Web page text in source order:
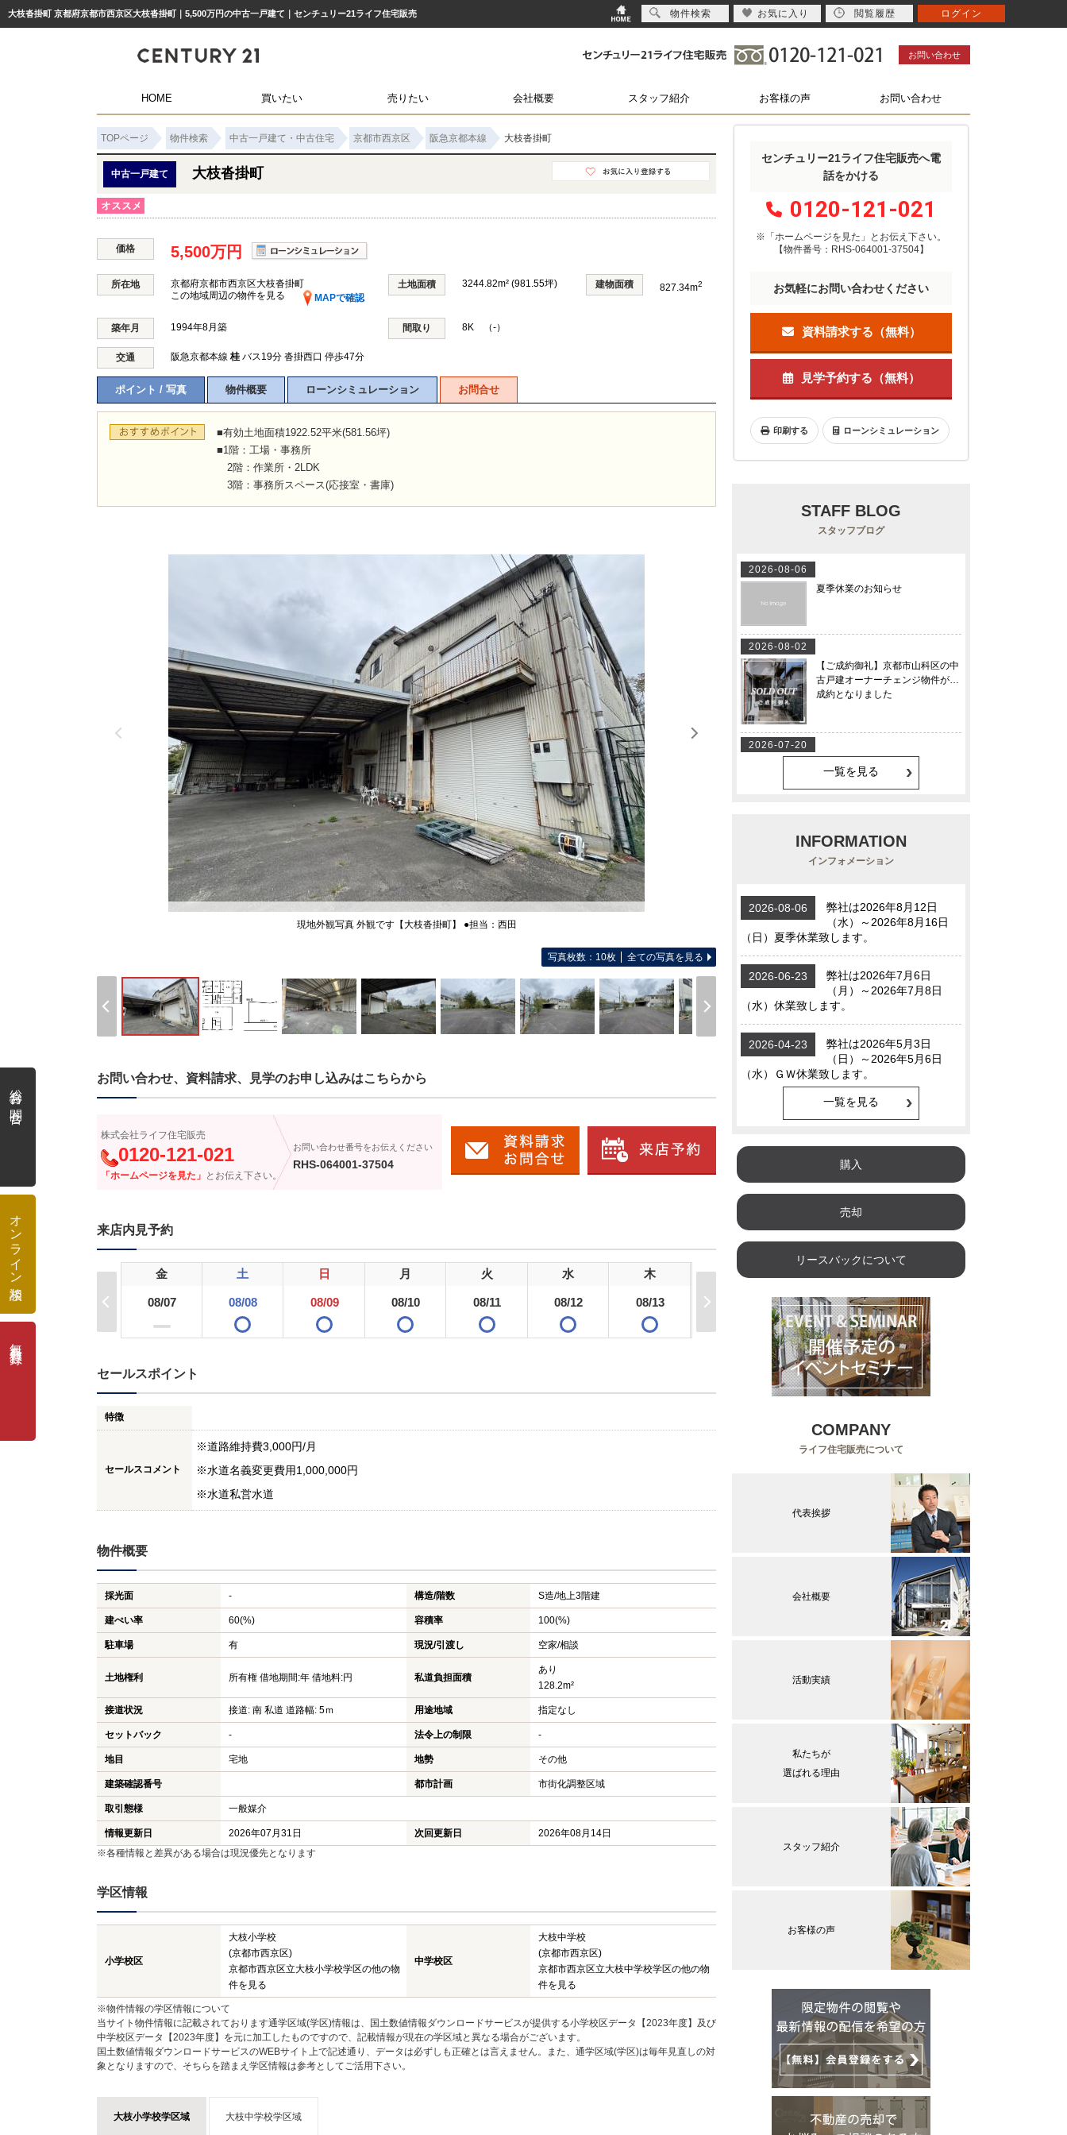
大枝沓掛町 京都府京都市西京区大枝沓掛町｜5,500万円の中古一戸建て｜センチュリー21ライフ住宅販売
お問い合わせ
HOME 買いたい 売りたい 会社概要 スタッフ紹介 お客様の声 お問い合わせ
TOPページ 物件検索 中古一戸建て・中古住宅 京都市西京区 阪急京都本線 大枝沓掛町
中古一戸建て 大枝沓掛町
価格 5,500万円
所在地
京都府京都市西京区大枝沓掛町
MAPで確認
この地域周辺の物件を見る
土地面積 3244.82m² (981.55坪) 建物面積 827.34m2
築年月 1994年8月築 間取り 8K （-）
交通 阪急京都本線 桂 バス19分 沓掛西口 停歩47分
ポイント / 写真 物件概要 ローンシミュレーション お問合せ
■有効土地面積1922.52平米(581.56坪)
■1階：工場・事務所
2階：作業所・2LDK
3階：事務所スペース(応接室・書庫)
現地外観写真 外観です【大枝沓掛町】 ●担当：西田 間取り図 間取りです【大枝沓掛
写真枚数：10枚 全ての写真を見る
お問い合わせ、資料請求、見学のお申し込みはこちらから
株式会社ライフ住宅販売
0120-121-021
「ホームページを見た」 とお伝え下さい。
お問い合わせ番号をお伝えください
RHS-064001-37504
来店内見予約
金
08/07
ー
土
08/08
日
08/09
月
08/10
火
08/11
水
08/12
木
08/13
金
08/15 08/16
セールスポイント
特徴
セールスコメント
※道路維持費3,000円/月
※水道名義変更費用1,000,000円
※水道私営水道
物件概要
採光面 - 構造/階数 S造/地上3階建
建ぺい率 60(%) 容積率 100(%)
駐車場 有 現況/引渡し 空家/相談
土地権利 所有権 借地期間:年 借地料:円 私道負担面積
あり
128.2m²
接道状況 接道: 南 私道 道路幅: 5ｍ 用途地域 指定なし
セットバック - 法令上の制限 -
地目 宅地 地勢 その他
建築確認番号 都市計画 市街化調整区域
取引態様 一般媒介
情報更新日 2026年07月31日 次回更新日
2026年08月14日
※各種情報と差異がある場合は現況優先となります
学区情報
小学校区
大枝小学校
(京都市西京区)
京都市西京区立大枝小学校学区の他の物
件を見る
中学校区
大枝中学校
(京都市西京区)
京都市西京区立大枝中学校学区の他の物
件を見る
※物件情報の学区情報について
当サイト物件情報に記載されております通学区域(学区)情報は、国土数値情報ダウンロードサービスが提供する小学校区データ【2023年度】及び
中学校区データ【2023年度】を元に加工したものですので、記載情報が現在の学区域と異なる場合がございます。
国土数値情報ダウンロードサービスのWEBサイト上で記述通り、データは必ずしも正確とは言えません。また、通学区域(学区)は毎年見直しの対
象となりますので、そちらを踏まえ学区情報は参考としてご活用下さい。
大枝小学校学区域 大枝中学校学区域
センチュリー21ライフ住宅販売へ電
話をかける
0120-121-021
※「ホームページを見た」 と お伝え下さい。
【物件番号：RHS-064001-37504】
お気軽にお問い合わせください
資料請求する（無料）
見学予約する（無料）
印刷する ローンシミュレーション
STAFF BLOG
スタッフブログ
一覧を見る
INFORMATION
インフォメーション
一覧を見る
購入
売却
リースバックについて
COMPANY
ライフ住宅販売について
代表挨拶
会社概要
活動実績
私たちが
選ばれる理由
スタッフ紹介
お客様の声
総合お問合せ
オンライン相談
物件検索 お気に入り 閲覧履歴 ログイン